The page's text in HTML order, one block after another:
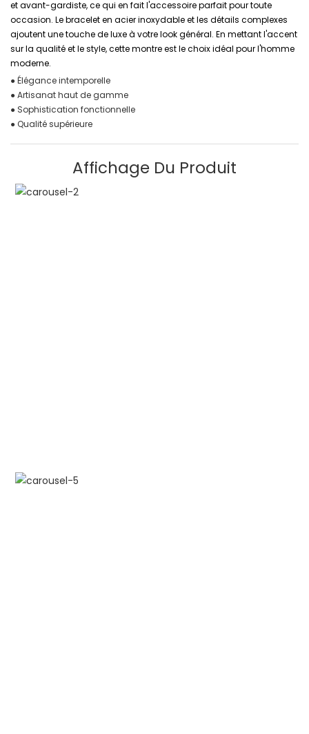
et avant-gardiste, ce qui en fait l'accessoire parfait pour toute
occasion. Le bracelet en acier inoxydable et les détails complexes
ajoutent une touche de luxe à votre look général. En mettant l'accent
sur la qualité et le style, cette montre est le choix idéal pour l'homme
moderne.
● Élégance intemporelle
● Artisanat haut de gamme
● Sophistication fonctionnelle
● Qualité supérieure
Affichage Du Produit